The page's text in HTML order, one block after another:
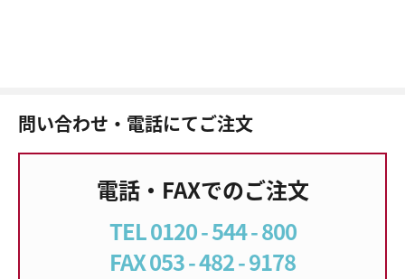
問い合わせ・電話にてご注文
電話・FAXでのご注文
TEL 0120 - 544 - 800
FAX 053 - 482 - 9178